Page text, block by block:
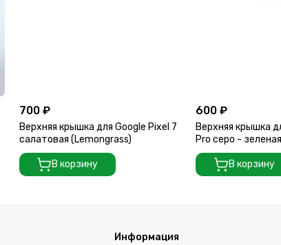
700 ₽
Верхняя крышка для Google Pixel 7
салатовая (Lemongrass)
В корзину
600 ₽
Верхняя крышка
Pro серо -
В корзину
Информация